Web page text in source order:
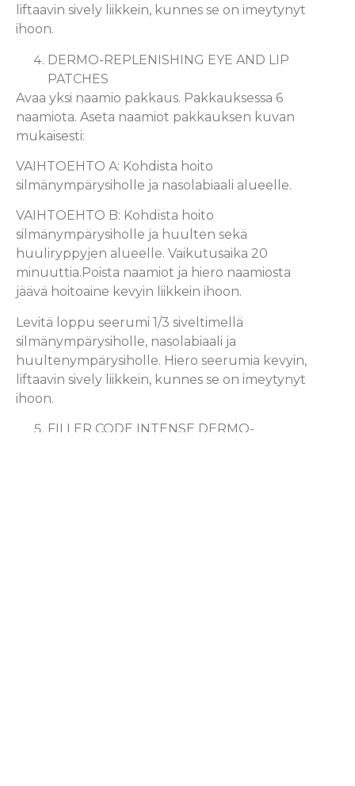
liftaavin sively liikkein, kunnes se on imeytynyt
ihoon.
DERMO-REPLENISHING EYE AND LIP
PATCHES
Avaa yksi naamio pakkaus. Pakkauksessa 6
naamiota. Aseta naamiot pakkauksen kuvan
mukaisesti:
VAIHTOEHTO A: Kohdista hoito
silmänympärysiholle ja nasolabiaali alueelle.
VAIHTOEHTO B: Kohdista hoito
silmänympärysiholle ja huulten sekä
huuliryppyjen alueelle. Vaikutusaika 20
minuuttia.Poista naamiot ja hiero naamiosta
jäävä hoitoaine kevyin liikkein ihoon.
Levitä loppu seerumi 1/3 siveltimellä
silmänympärysiholle, nasolabiaali ja
huultenympärysiholle. Hiero seerumia kevyin,
liftaavin sively liikkein, kunnes se on imeytynyt
ihoon.
FILLER CODE INTENSE DERMO-